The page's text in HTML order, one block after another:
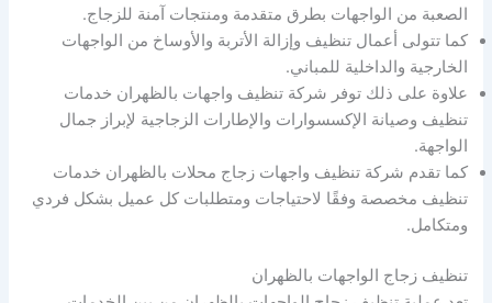
الصعبة من الواجهات بطرق متقدمة ومنتجات آمنة للزجاج.
كما تتولى أعمال تنظيف وإزالة الأتربة والأوساخ من الواجهات
الخارجية والداخلية للمباني.
علاوة على ذلك توفر شركة تنظيف واجهات بالظهران خدمات
تنظيف وصيانة الإكسسوارات والإطارات الزجاجية لإبراز جمال
الواجهة.
كما تقدم شركة تنظيف واجهات زجاج محلات بالظهران خدمات
تنظيف مخصصة وفقًا لاحتياجات ومتطلبات كل عميل بشكل فردي
ومتكامل.
تنظيف زجاج الواجهات بالظهران